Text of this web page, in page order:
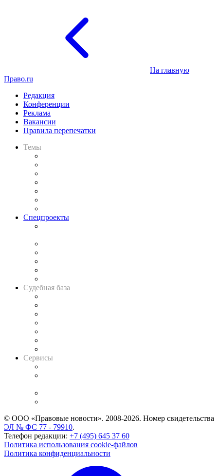
На главную
Право.ru
Редакция
Конференции
Реклама
Вакансии
Правила перепечатки
Темы
Спецпроекты
Судебная база
Сервисы
© ООО «Правовые новости». 2008-2026. Номер свидетельства
ЭЛ № ФС 77 - 79910.
Телефон редакции: +7 (495) 645 37 60
Политика использования cookie-файлов
Политика конфиденциальности